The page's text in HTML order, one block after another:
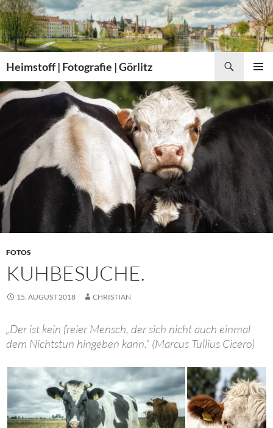
Zum
Inhalt
springen
Heimstoff | Fotografie | Görlitz
MENÜ
FOTOS
KUHBESUCHE.
15. AUGUST 2018 CHRISTIAN
„Der ist kein freier Mensch, der sich nicht auch einmal
dem Nichtstun hingeben kann.“ (Marcus Tullius Cicero)